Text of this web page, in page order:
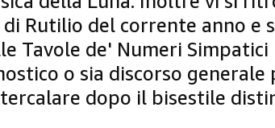
di Rutilio del corrente anno e
Tavole de' Numeri Simpatici
o sia discorso generale
dopo il bisestile